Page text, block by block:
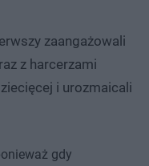
zaangażowali
z harcerzami
i urozmaicali
gdy